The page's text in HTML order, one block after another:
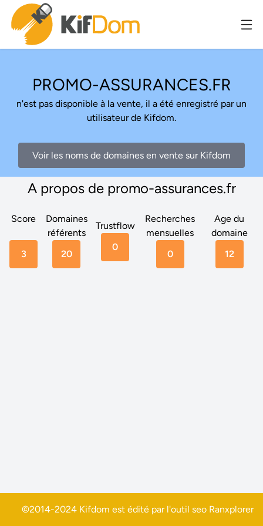
PROMO-ASSURANCES.FR
n'est pas disponible à la vente, il a été enregistré par un
utilisateur de Kifdom.
Voir les noms de domaines en vente sur Kifdom
A propos de promo-assurances.fr
Score
3
Domaines
référents
20
Trustflow
0
Recherches
mensuelles
0
Age du
domaine
12
©2014-2024 Kifdom est édité par l'outil seo Ranxplorer